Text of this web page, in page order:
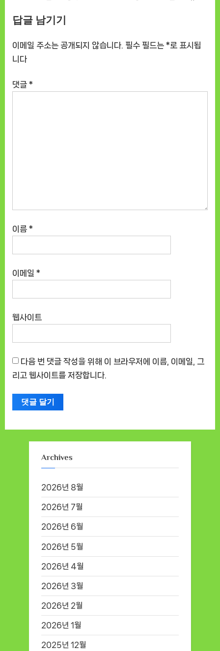
답글 남기기
이메일 주소는 공개되지 않습니다. 필수 필드는 *로 표시됩
니다
댓글 *
이름 *
이메일 *
웹사이트
다음 번 댓글 작성을 위해 이 브라우저에 이름, 이메일, 그
리고 웹사이트를 저장합니다.
Archives
2026년 8월
2026년 7월
2026년 6월
2026년 5월
2026년 4월
2026년 3월
2026년 2월
2026년 1월
2025년 12월